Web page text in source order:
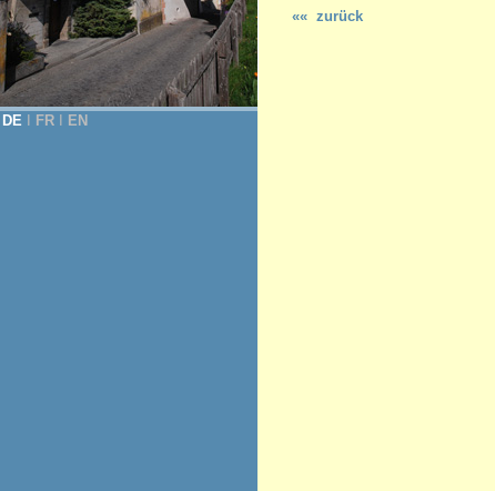
DE FR EN
«« zurück